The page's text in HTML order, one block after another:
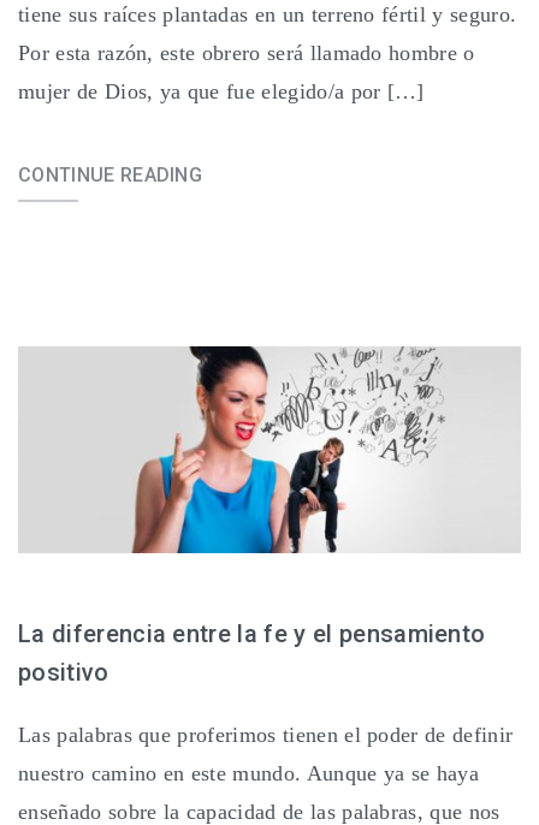
tiene sus raíces plantadas en un terreno fértil y seguro.
Por esta razón, este obrero será llamado hombre o
mujer de Dios, ya que fue elegido/a por […]
CONTINUE READING
La diferencia entre la fe y el pensamiento
positivo
Las palabras que proferimos tienen el poder de definir
nuestro camino en este mundo. Aunque ya se haya
enseñado sobre la capacidad de las palabras, que nos